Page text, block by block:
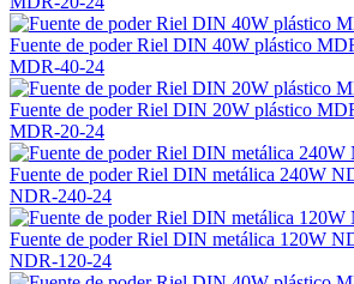
Fuente de poder Riel DIN 40W plástico
MDR-40-24
Fuente de poder Riel DIN 20W plástico
MDR-20-24
Fuente de poder Riel DIN metálica 240W
NDR-240-24
Fuente de poder Riel DIN metálica 120W
NDR-120-24